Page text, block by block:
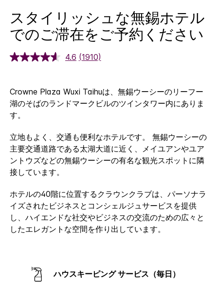
スタイリッシュな無錫ホテル
でのご滞在をご予約ください
4.6 (1910)
Crowne Plaza Wuxi Taihuは、無錫ウーシーのリーフー
湖のそばのランドマークビルのツインタワー内にありま
す。
立地もよく、交通も便利なホテルです。 無錫ウーシーの
主要交通道路である太湖大道に近く、メイユアンやユア
ントウズなどの無錫ウーシーの有名な観光スポットに隣
接しています。
ホテルの40階に位置するクラウンクラブは、パーソナラ
イズされたビジネスとコンシェルジュサービスを提供
し、ハイエンドな社交やビジネスの交流のための広々と
したエレガントな空間を作り出しています。
ハウスキーピング サービス（毎日）